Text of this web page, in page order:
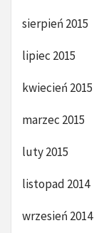
sierpień 2015
lipiec 2015
kwiecień 2015
marzec 2015
luty 2015
listopad 2014
wrzesień 2014